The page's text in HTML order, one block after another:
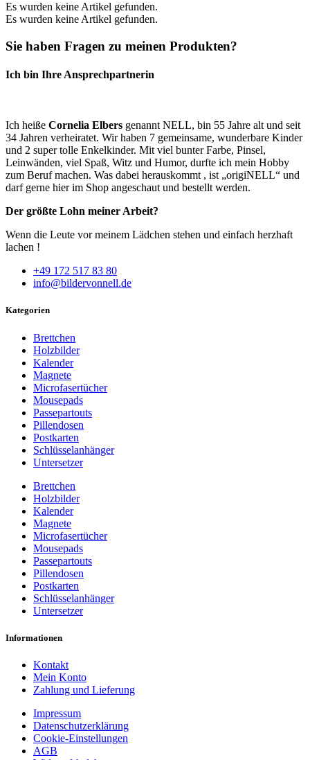
Es wurden keine Artikel gefunden.
Es wurden keine Artikel gefunden.
Sie haben Fragen zu meinen Produkten?
Ich bin Ihre Ansprechpartnerin
Ich heiße Cornelia Elbers genannt NELL, bin 55 Jahre alt und seit
34 Jahren verheiratet. Wir haben 7 gemeinsame, wunderbare Kinder
und 2 super tolle Enkelkinder. Mit viel bunter Farbe, Pinsel,
Leinwänden, viel Spaß, Witz und Humor, durfte ich mein Hobby
zum Beruf machen. Was dabei herauskommt , ist „origiNELL“ und
darf gerne hier im Shop angeschaut und bestellt werden.
Der größte Lohn meiner Arbeit?
Wenn die Leute vor meinem Lädchen stehen und einfach herzhaft
lachen !
+49 172 517 83 80
info@bildervonnell.de
Kategorien
Brettchen
Holzbilder
Kalender
Magnete
Microfasertücher
Mousepads
Passepartouts
Pillendosen
Postkarten
Schlüsselanhänger
Untersetzer
Brettchen
Holzbilder
Kalender
Magnete
Microfasertücher
Mousepads
Passepartouts
Pillendosen
Postkarten
Schlüsselanhänger
Untersetzer
Informationen
Kontakt
Mein Konto
Zahlung und Lieferung
Impressum
Datenschutzerklärung
Cookie-Einstellungen
AGB